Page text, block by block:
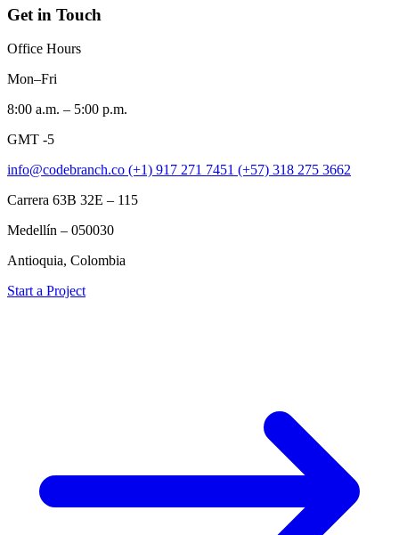
Get in Touch
Office Hours
Mon–Fri
8:00 a.m. – 5:00 p.m.
GMT -5
info@codebranch.co (+1) 917 271 7451 (+57) 318 275 3662
Carrera 63B 32E – 115
Medellín – 050030
Antioquia, Colombia
Start a Project